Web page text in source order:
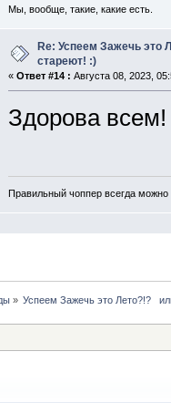
Мы, вообще, такие, какие есть.
Re: Успеем Зажечь это
стареют! :)
« Ответ #14 : Августа 08, 2023,
Здорова
Правильный чоппер всегда
» Успеем Зажечь это Лето?!?